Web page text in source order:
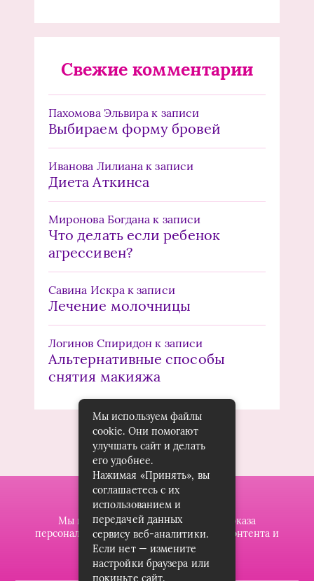
Свежие комментарии
Пахомова Эльвира к записи
Выбираем форму бровей
Иванова Лилиана к записи
Диета Аткинса
Миронова Богдана к записи
Что делать если ребенок
агрессивен?
Савина Искрак записи
Лечение молочницы
Логинов Спиридон к записи
Альтернативные способы
снятия макияжа
Мы используем файлы cookie для показа
персонализированной рекламы и/или контента и
анализа нашего трафика.
Мы используем файлы
cookie. Они помогают
улучшать сайт и делать
его удобнее.
Нажимая «Принять», вы
соглашаетесь с их
использованием и
передачей данных
сервису веб-аналитики.
Если нет — измените
настройки браузера или
покиньте сайт.